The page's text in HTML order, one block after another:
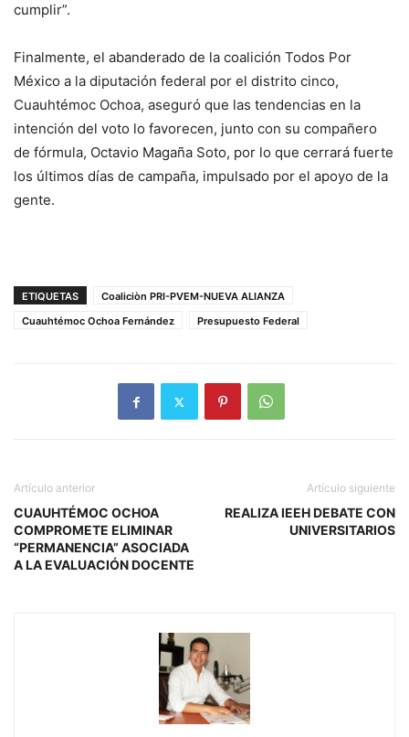
cumplir”.
Finalmente, el abanderado de la coalición Todos Por
México a la diputación federal por el distrito cinco,
Cuauhtémoc Ochoa, aseguró que las tendencias en la
intención del voto lo favorecen, junto con su compañero
de fórmula, Octavio Magaña Soto, por lo que cerrará fuerte
los últimos días de campaña, impulsado por el apoyo de la
gente.
ETIQUETAS
Coaliciòn PRI-PVEM-NUEVA ALIANZA
Cuauhtémoc Ochoa Fernández
Presupuesto Federal
Artículo anterior
CUAUHTÉMOC OCHOA
COMPROMETE ELIMINAR
“PERMANENCIA” ASOCIADA
A LA EVALUACIÓN DOCENTE
Artículo siguiente
REALIZA IEEH DEBATE CON
UNIVERSITARIOS